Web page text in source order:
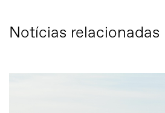
Notícias relacionadas